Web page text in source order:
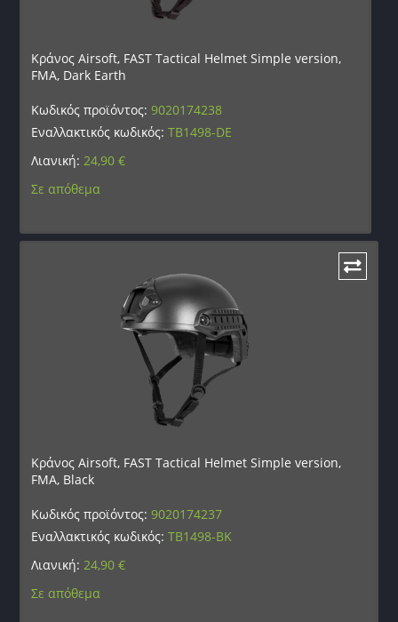
Κράνος Airsoft, FAST Tactical Helmet Simple version,
FMA, Dark Earth
Κωδικός προϊόντος:9020174238
Εναλλακτικός κωδικός:TB1498-DE
Λιανική:24,90€
Σε απόθεμα
Κράνος Airsoft, FAST Tactical Helmet Simple version,
FMA, Black
Κωδικός προϊόντος:9020174237
Εναλλακτικός κωδικός:TB1498-BK
Λιανική:24,90€
Σε απόθεμα